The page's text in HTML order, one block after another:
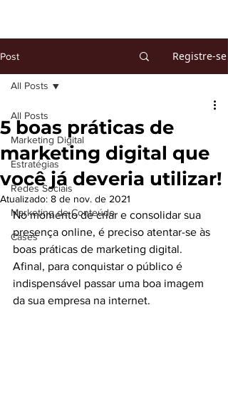
Post Registre-se
All Posts
Marketing Digital
Estratégias
Redes Sociais
Marketing de Conteúdo
Cases
All Posts
5 boas práticas de
marketing digital que
você já deveria utilizar!
Atualizado: 8 de nov. de 2021
No momento de criar e consolidar sua
presença online, é preciso atentar-se às
boas práticas de marketing digital.
Afinal, para conquistar o público é
indispensável passar uma boa imagem
da sua empresa na internet.